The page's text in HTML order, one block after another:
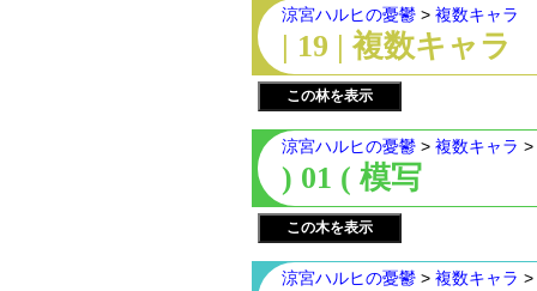
涼宮ハルヒの憂鬱 > 複数キャラ
| 19 | 複数キャラ
この林を表示
涼宮ハルヒの憂鬱 > 複数キャラ >
) 01 ( 模写
この木を表示
涼宮ハルヒの憂鬱 > 複数キャラ >